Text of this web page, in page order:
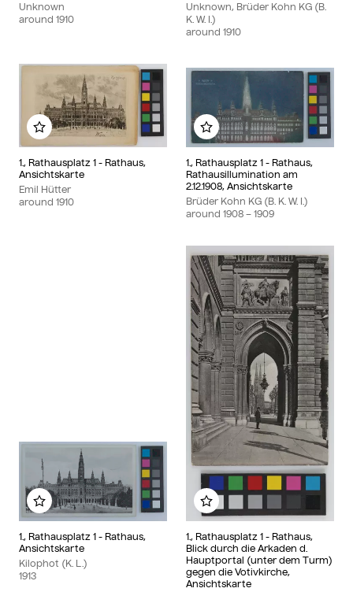
Unknown
around 1910
Unknown, Brüder Kohn KG (B.
K. W. I.)
around 1910
1., Rathausplatz 1 - Rathaus,
Ansichtskarte
Emil Hütter
around 1910
Add to my album
1., Rathausplatz 1 - Rathaus,
Rathausillumination am
2.12.1908, Ansichtskarte
Brüder Kohn KG (B. K. W. I.)
around 1908 – 1909
Add to my album
1., Rathausplatz 1 - Rathaus,
Ansichtskarte
Kilophot (K. L.)
1913
Add to my album
1., Rathausplatz 1 - Rathaus,
Blick durch die Arkaden d.
Hauptportal (unter dem Turm)
gegen die Votivkirche,
Ansichtskarte
Add to my album